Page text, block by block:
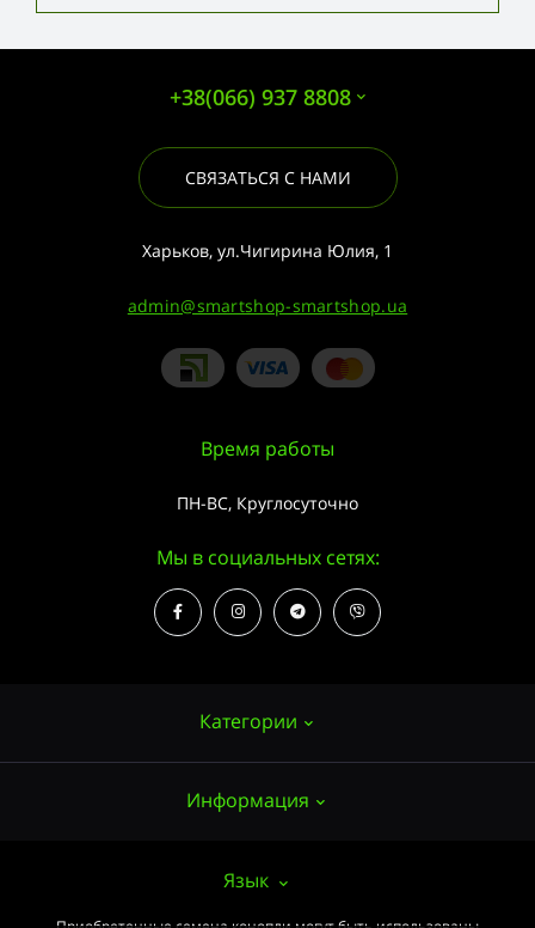
+38(066) 937 8808
СВЯЗАТЬСЯ С НАМИ
Харьков, ул.Чигирина Юлия, 1
admin@smartshop-smartshop.ua
Категории
Информация
Публичный договор (ОФЕРТА)
Время работы
ПН-ВС, Круглосуточно
Мы в социальных сетях:
Язык